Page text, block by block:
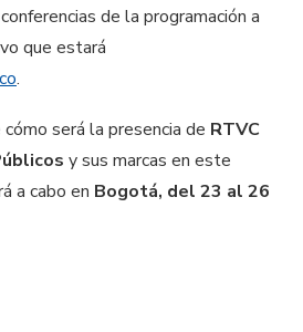
de la programación a
que estará
.
será la presencia de RTVC
y sus marcas en este
a cabo en Bogotá, del 23 al 26